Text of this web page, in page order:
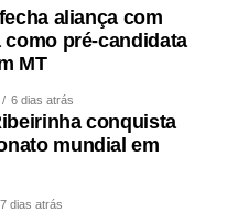
aliança com
como pré-candidata
MT
6 dias atrás
conquista
mundial em
7 dias atrás